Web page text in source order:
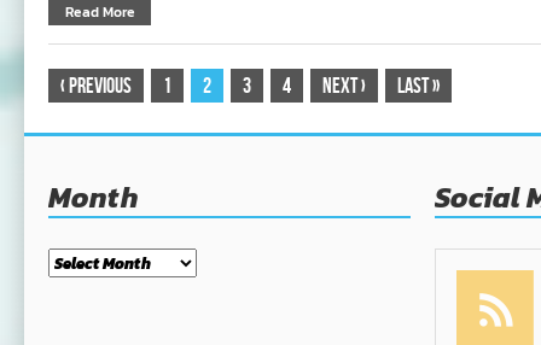
Read More
‹ Previous 1 2 3 4 Next› Last»
Month
Month
Social